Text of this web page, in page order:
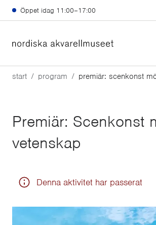
Hoppa till huvudinnehåll
Öppet idag 11:00–17:00
start program premiär: scenkonst
Premiär: Scenkonst
vetenskap
Denna aktivitet har passerat